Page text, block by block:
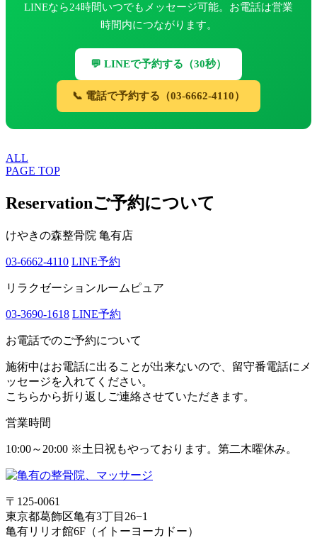
LINEなら24時間いつでもメッセージ可能。お電話は営業
時間内につながります。
💬 LINEで予約する（30秒）
📞 電話で予約する（03-6662-4110）
ALL
PAGE TOP
Reservationご予約について
けやきの森整骨院 亀有店
03-6662-4110 LINE予約
リラクゼーションルームピュア
03-3690-1618 LINE予約
お電話でのご予約について
施術中はお電話に出ることが出来ないので、留守番電話にメ
ッセージを入れてください。
こちらから折り返しご連絡させていただきます。
営業時間
10:00～20:00 ※土日祝もやっております。第二木曜休み。
〒125-0061
東京都葛飾区亀有3丁目26−1
亀有リリオ館6F（イトーヨーカドー）